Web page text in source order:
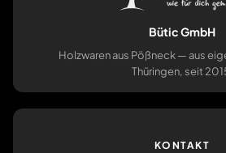
Bütic GmbH
Holzwaren aus Pößneck — aus
Thüringen, seit
KONTAKT